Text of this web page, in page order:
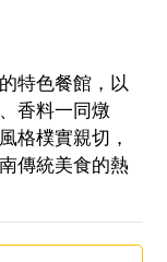
特色餐館，以
香料一同燉
格樸實親切，
傳統美食的熱